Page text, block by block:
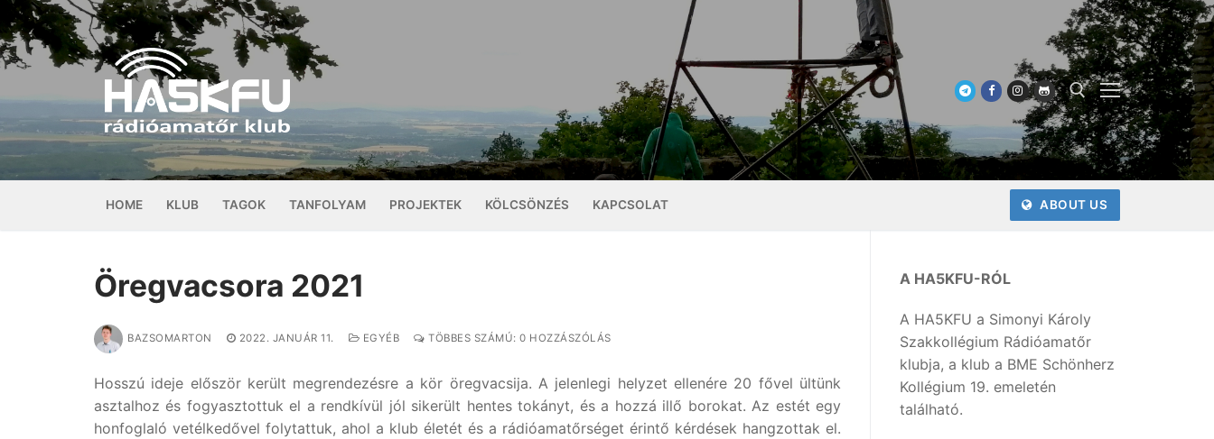
Ugrás
a
tartalomra
Keresése:
HOME KLUB TAGOK TANFOLYAM PROJEKTEK KÖLCSÖNZÉS KAPCSOLAT ABOUT US
Öregvacsora 2021
BAZSOMARTON 2022. JANUÁR 11. EGYÉB TÖBBES SZÁMÚ: 0 HOZZÁSZÓLÁS
Hosszú ideje először került megrendezésre a kör öregvacsija. A jelenlegi helyzet ellenére 20 fővel ültünk
asztalhoz és fogyasztottuk el a rendkívül jól sikerült hentes tokányt, és a hozzá illő borokat. Az estét egy
honfoglaló vetélkedővel folytattuk, ahol a klub életét és a rádióamatőrséget érintő kérdések hangzottak el.
A HA5KFU-RÓL
A HA5KFU a Simonyi Károly
Szakkollégium Rádióamatőr
klubja, a klub a BME Schönherz
Kollégium 19. emeletén
található.